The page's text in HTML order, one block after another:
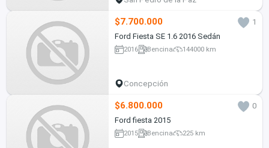
$7.700.000
1
Ford Fiesta SE 1.6 2016 Sedán
2016 Bencina 144000 km
Concepción
$6.800.000
0
Ford fiesta 2015
2015 Bencina 225 km